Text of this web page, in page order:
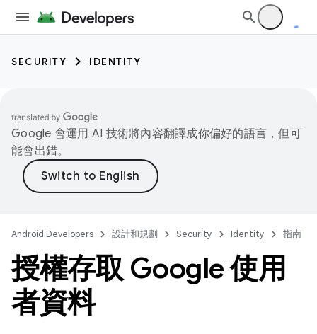
SECURITY IDENTITY
Google 會運用 AI 技術將內容翻譯成你偏好的語言，但可
能會出錯。
Android Developers 設計和規劃 Security Identity 指南
授權存取 Google 使用
者資料